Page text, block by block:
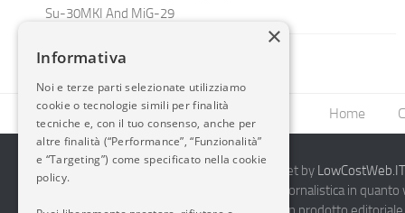
Su-30MKI And MiG-29
Home
2014-2026 AvioBlog - Creazione Siti Internet by
Questo blog non rappresenta una testata giornalistica in
×
Informativa
Noi e terze parti selezionate utilizziamo
cookie o tecnologie simili per finalità
tecniche e, con il tuo consenso, anche per
altre finalità (“Performance”, “Funzionalità”
e “Targeting”) come specificato nella cookie
policy.